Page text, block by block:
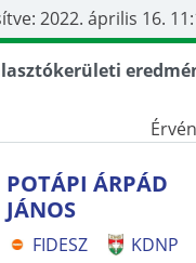
2022. április 16.
POTÁPI ÁRPÁD
JÁNOS
FIDESZ KDNP